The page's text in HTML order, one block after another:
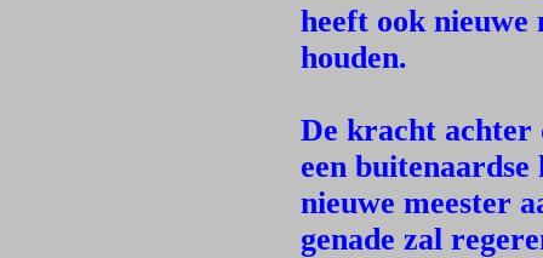
heeft ook
houden.
De kracht achter
een
nieuwe meester
genade zal